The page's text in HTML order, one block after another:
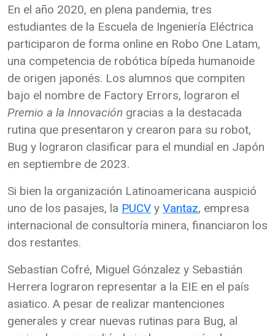
En el año 2020, en plena pandemia, tres
estudiantes de la Escuela de Ingeniería Eléctrica
participaron de forma online en Robo One Latam,
una competencia de robótica bípeda humanoide
de origen japonés. Los alumnos que compiten
bajo el nombre de Factory Errors, lograron el
Premio a la Innovación gracias a la destacada
rutina que presentaron y crearon para su robot,
Bug y lograron clasificar para el mundial en Japón
en septiembre de 2023.
Si bien la organización Latinoamericana auspició
uno de los pasajes, la PUCV y Vantaz, empresa
internacional de consultoría minera, financiaron los
dos restantes.
Sebastian Cofré, Miguel Gónzalez y Sebastián
Herrera lograron representar a la EIE en el país
asiatico. A pesar de realizar mantenciones
generales y crear nuevas rutinas para Bug, al